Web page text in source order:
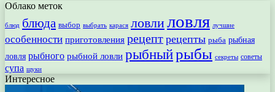
Облако меток
блюд блюда выбор выбрать карася ловлиловля лучшие
особенности приготовления рецепт рецепты рыба рыбная
ловля рыбного рыбной ловли рыбныйрыбы секреты советы
супа щуки
Интересное